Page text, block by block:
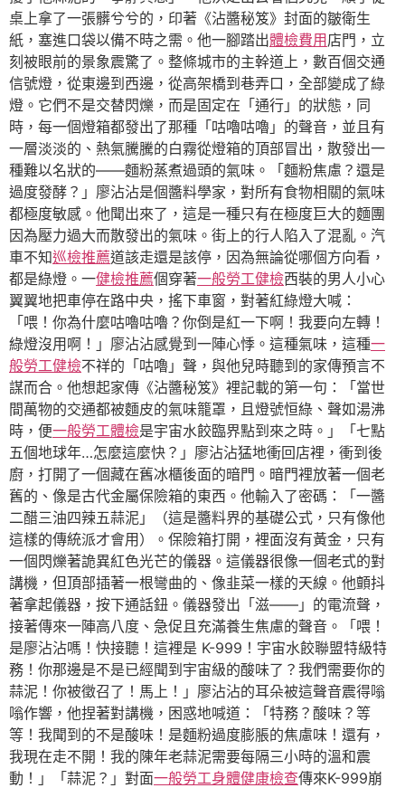
桌上拿了一張髒兮兮的，印著《沾醬秘笈》封面的皺衛生
紙，塞進口袋以備不時之需。他一腳踏出體檢費用 店門，立
刻被眼前的景象震驚了。整條城市的主幹道上，數百個交通
信號燈，從東邊到西邊，從高架橋到巷弄口，全部變成了綠
燈。它們不是交替閃爍，而是固定在「通行」的狀態，同
時，每一個燈箱都發出了那種「咕嚕咕嚕」的聲音，並且有
一層淡淡的、熱氣騰騰的白霧從燈箱的頂部冒出，散發出一
種難以名狀的——麵粉蒸煮過頭的氣味。「麵粉焦慮？還是
過度發酵？」廖沾沾是個醬料學家，對所有食物相關的氣味
都極度敏感。他聞出來了，這是一種只有在極度巨大的麵團
因為壓力過大而散發出的氣味。街上的行人陷入了混亂。汽
車不知巡檢推薦道該走還是該停，因為無論從哪個方向看，
都是綠燈。一健檢推薦個穿著一般勞工健檢西裝的男人小心
翼翼地把車停在路中央，搖下車窗，對著紅綠燈大喊：
「喂！你為什麼咕嚕咕嚕？你倒是紅一下啊！我要向左轉！
綠燈沒用啊！」廖沾沾感覺到一陣心悸。這種氣味，這種一
般勞工健檢不祥的「咕嚕」聲，與他兒時聽到的家傳預言不
謀而合。他想起家傳《沾醬秘笈》裡記載的第一句：「當世
間萬物的交通都被麵皮的氣味籠罩，且燈號恒綠、聲如湯沸
時，便一般勞工體檢是宇宙水餃臨界點到來之時。」「七點
五個地球年…怎麼這麼快？」廖沾沾猛地衝回店裡，衝到後
廚，打開了一個藏在舊冰櫃後面的暗門。暗門裡放著一個老
舊的、像是古代金屬保險箱的東西。他輸入了密碼：「一醬
二醋三油四辣五蒜泥」（這是醬料界的基礎公式，只有像他
這樣的傳統派才會用）。保險箱打開，裡面沒有黃金，只有
一個閃爍著詭異紅色光芒的儀器。這儀器很像一個老式的對
講機，但頂部插著一根彎曲的、像韭菜一樣的天線。他顫抖
著拿起儀器，按下通話鈕。儀器發出「滋——」的電流聲，
接著傳來一陣高八度、急促且充滿養生焦慮的聲音。「喂！
是廖沾沾嗎！快接聽！這裡是 K-999！宇宙水餃聯盟特級特
務！你那邊是不是已經聞到宇宙級的酸味了？我們需要你的
蒜泥！你被徵召了！馬上！」廖沾沾的耳朵被這聲音震得嗡
嗡作響，他捏著對講機，困惑地喊道：「特務？酸味？等
等！我聞到的不是酸味！是麵粉過度膨脹的焦慮味！還有，
我現在走不開！我的陳年老蒜泥需要每隔三小時的溫和震
動！」「蒜泥？」對面一般勞工身體健康檢查傳來K-999崩